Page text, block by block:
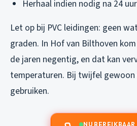
Herhaal indien nodig na 24 uur
Let op bij PVC leidingen: geen
graden. In Hof van Bilthoven
de jaren negentig, en dat kan
temperaturen. Bij twijfel
gebruiken.
NU BEREIKBAAR